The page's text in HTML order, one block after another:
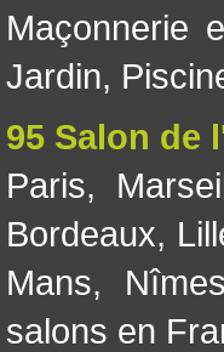
Maçonnerie
Jardin,
95 Salon de
Paris,
Bordeaux,
Mans, Nîmes
salons en